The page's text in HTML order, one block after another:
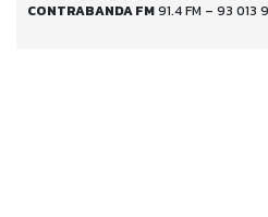
CONTRABANDA FM91.4 FM – 93 013